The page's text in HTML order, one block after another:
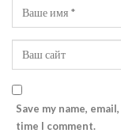
Save my name,
time I comment.